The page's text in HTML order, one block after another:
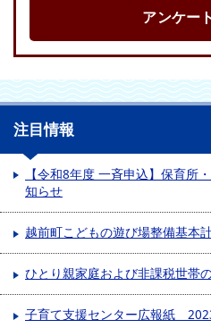
アンケー
注目情報
【令和8年度 一斉申込】保育所
知らせ
越前町こどもの遊び場整備基本
ひとり親家庭および非課税世帯
子育て支援センター広報紙